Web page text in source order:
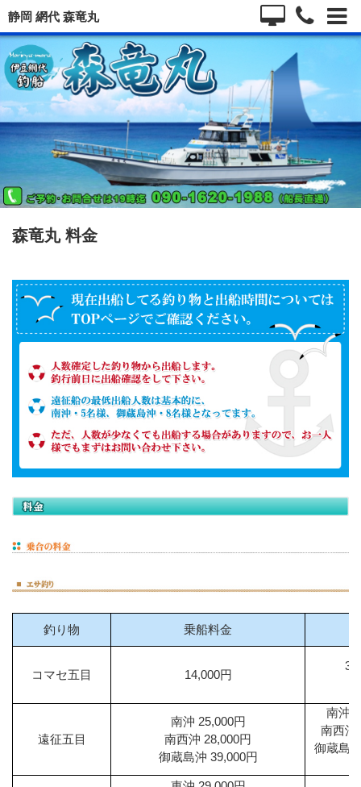
静岡 網代 森竜丸
森竜丸 料金
釣り物 乗船料金
コマセ五目 14,000円
3
遠征五目
南沖 25,000円
南西沖 28,000円
御蔵島沖 39,000円
南沖
南西沖
御蔵島